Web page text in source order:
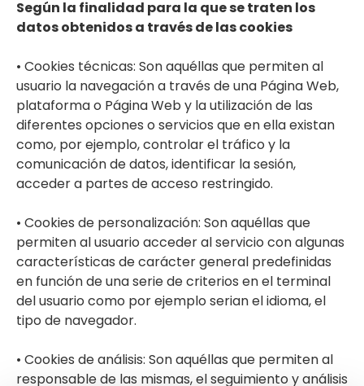
Según la finalidad para la que se traten los
datos obtenidos a través de las cookies
• Cookies técnicas: Son aquéllas que permiten al
usuario la navegación a través de una Página Web,
plataforma o Página Web y la utilización de las
diferentes opciones o servicios que en ella existan
como, por ejemplo, controlar el tráfico y la
comunicación de datos, identificar la sesión,
acceder a partes de acceso restringido.
• Cookies de personalización: Son aquéllas que
permiten al usuario acceder al servicio con algunas
características de carácter general predefinidas
en función de una serie de criterios en el terminal
del usuario como por ejemplo serian el idioma, el
tipo de navegador.
• Cookies de análisis: Son aquéllas que permiten al
responsable de las mismas, el seguimiento y análisis